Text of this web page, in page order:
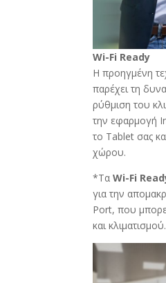
Wi-Fi Ready
Η προηγμένη
παρέχει τη
ρύθμιση του
την εφαρμογή
το Tablet σας
χώρου.
*ΤαWi-Fi
για την
Port, που
και κλιματισμού.